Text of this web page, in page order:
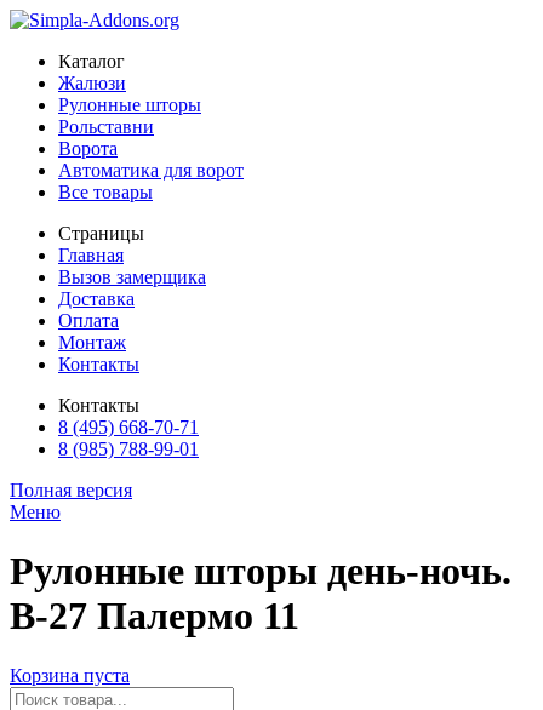
Каталог
Жалюзи
Рулонные шторы
Рольставни
Ворота
Автоматика для ворот
Все товары
Страницы
Главная
Вызов замерщика
Доставка
Оплата
Монтаж
Контакты
Контакты
8 (495) 668-70-71
8 (985) 788-99-01
Полная версия
Меню
Рулонные шторы день-ночь.
B-27 Палермо 11
Корзина пуста